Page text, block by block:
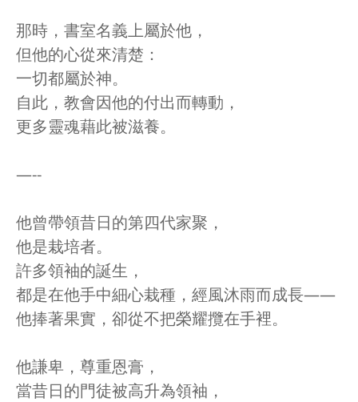
那時，書室名義上屬於他，
但他的心從來清楚：
一切都屬於神。
自此，教會因他的付出而轉動，
更多靈魂藉此被滋養。
—--
他曾帶領昔日的第四代家聚，
他是栽培者。
許多領袖的誕生，
都是在他手中細心栽種，經風沐雨而成長——
他捧著果實，卻從不把榮耀攬在手裡。
他謙卑，尊重恩膏，
當昔日的門徒被高升為領袖，